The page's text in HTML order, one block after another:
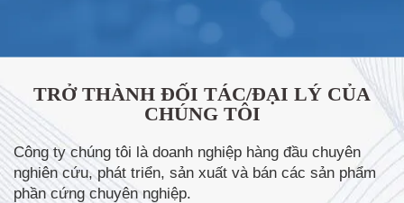
TRỞ THÀNH ĐỐI TÁC/ĐẠI LÝ CỦA
CHÚNG TÔI
Công ty chúng tôi là doanh nghiệp hàng đầu chuyên
nghiên cứu, phát triển, sản xuất và bán các sản phẩm
phần cứng chuyên nghiệp.